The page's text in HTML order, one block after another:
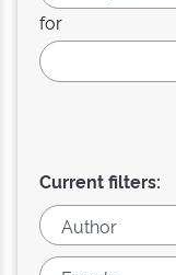
for
Current filters: